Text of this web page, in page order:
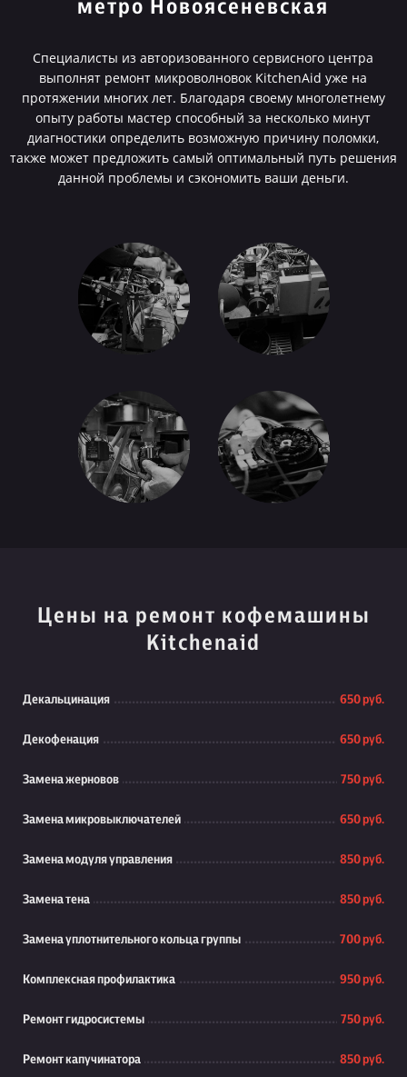
метро Новоясеневская
Специалисты из авторизованного сервисного центра
выполнят ремонт микроволновок KitchenAid уже на
протяжении многих лет. Благодаря своему многолетнему
опыту работы мастер способный за несколько минут
диагностики определить возможную причину поломки,
также может предложить самый оптимальный путь решения
данной проблемы и сэкономить ваши деньги.
Цены на ремонт кофемашины
Kitchenaid
Декальцинация 650 руб.
Декофенация 650 руб.
Замена жерновов 750 руб.
Замена микровыключателей 650 руб.
Замена модуля управления 850 руб.
Замена тена 850 руб.
Замена уплотнительного кольца группы 700 руб.
Комплексная профилактика 950 руб.
Ремонт гидросистемы 750 руб.
Ремонт капучинатора 850 руб.